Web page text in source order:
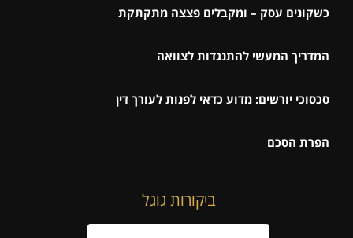
כשקונים עסק – ומקבלים פצצה מתקתקת
המדריך המעשי להתנגדות לצוואה
סכסוכי יורשים: מדוע כדאי לפנות לעורך דין
הפרת הסכם
ביקורות גוגל